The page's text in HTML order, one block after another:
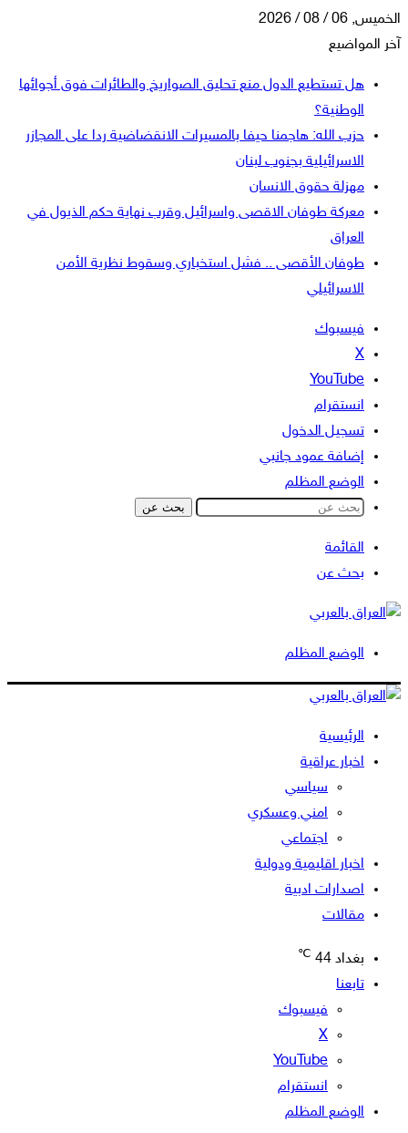
الخميس, 06 / 08 / 2026
آخر المواضيع
هل تستطيع الدول منع تحليق الصواريخ والطائرات فوق أجوائها
الوطنية؟
حزب الله: هاجمنا حيفا بالمسيرات الانقضاضية ردا على المجازر
الاسرائيلية بجنوب لبنان
مهزلة حقوق الانسان
معركة طوفان الاقصى واسرائيل وقرب نهاية حكم الذيول في
العراق
طوفان الأقصى .. فشل استخباري وسقوط نظرية الأمن
الاسرائيلي
فيسبوك
‫X
‫YouTube
انستقرام
تسجيل الدخول
إضافة عمود جانبي
الوضع المظلم
بحث عن
القائمة
بحث عن
الوضع المظلم
الرئيسية
اخبار عراقية
سياسي
امني وعسكري
اجتماعي
اخبار اقليمية ودولية
اصدارات ادبية
مقالات
بغداد 44
℃
تابعنا
فيسبوك
‫X
‫YouTube
انستقرام
الوضع المظلم